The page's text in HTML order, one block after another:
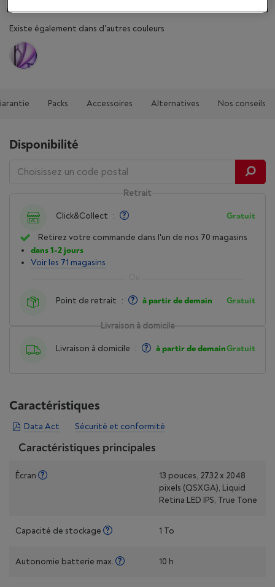
Existe également dans d'autres couleurs
Packs Accessoires Alternatives Nos conseils
Disponibilité
Livraison à domicile
Livraison à domicile : à partir de demainGratuit
Retrait
Click&Collect : Gratuit
Retirez votre commande dans l'un de nos 70 magasins
dans 1-2 jours
Voir les 71 magasins
Point de retrait : à partir de demain Gratuit
Caractéristiques
Sécurité et conformité
Data Act
Caractéristiques principales
Écran
13 pouces, 2732 x 2048
pixels (QSXGA), Liquid
Retina LED IPS, True Tone
Capacité de stockage 1 To
Autonomie batterie max. 10 h